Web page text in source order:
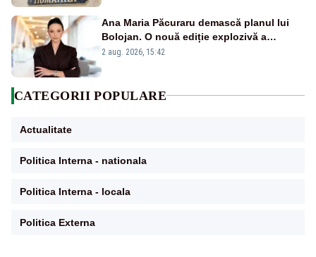
Ana Maria Păcuraru demască planul lui
Bolojan. O nouă ediție explozivă a
emisiunii „Miza Zilei” la Realitatea PLUS
2 aug. 2026, 15:42
CATEGORII POPULARE
Actualitate
Politica Interna - nationala
Politica Interna - locala
Politica Externa